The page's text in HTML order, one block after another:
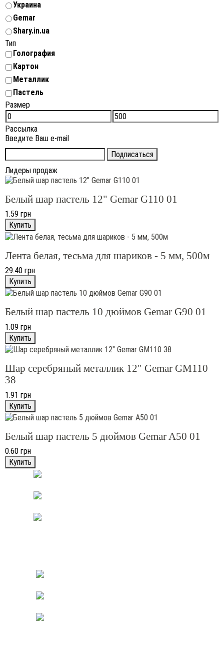
Украина
Gemar
Shary.in.ua
Тип
Голография
Картон
Металлик
Пастель
Размер
Рассылка
Введите Ваш e-mail
Лидеры продаж
Белый шар пастель 12" Gemar G110 01
1.59 грн
Лента белая, тесьма для шариков - 5 мм, 500м
29.40 грн
Белый шар пастель 10 дюймов Gemar G90 01
1.09 грн
Шар серебряный металлик 12" Gemar GM110
38
1.91 грн
Белый шар пастель 5 дюймов Gemar A50 01
0.60 грн